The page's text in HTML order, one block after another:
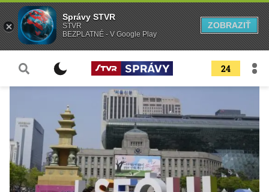
24
Správy STVR
STVR
BEZPLATNÉ - V Google Play
ZOBRAZIŤ